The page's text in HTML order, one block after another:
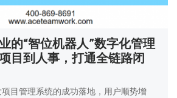
的“智位机器人”数字化管理
目到人事，打通全链路闭
目管理系统的成功落地，用户顺势增